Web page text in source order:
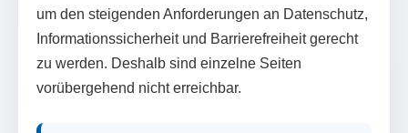
um den steigenden Anforderungen an Datenschutz,
Informationssicherheit und Barrierefreiheit gerecht
zu werden. Deshalb sind einzelne Seiten
vorübergehend nicht erreichbar.